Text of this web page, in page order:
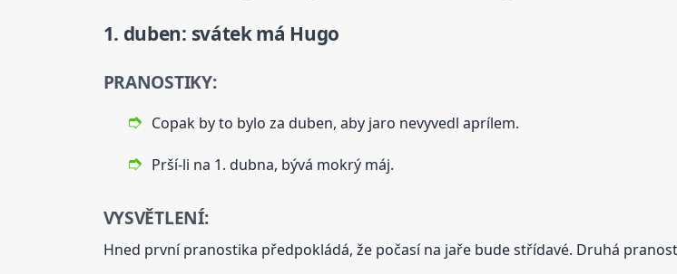
1. duben: svátek má Hugo
PRANOSTIKY:
Copak by to bylo za duben, aby jaro nevyvedl aprílem.
Prší-li na 1. dubna, bývá mokrý máj.
VYSVĚTLENÍ:
Hned první pranostika předpokládá, že počasí na jaře bude střídavé. Druhá